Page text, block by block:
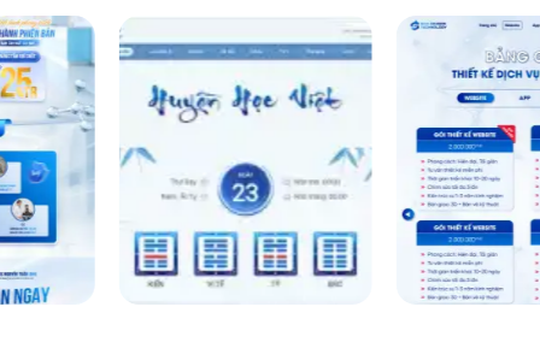
Website Thẩm mỹ
Giao diện sang trọng, tinh tế, tôn vinh vẻ đẹp và
cục hài hoà và màu sắc thu hút.